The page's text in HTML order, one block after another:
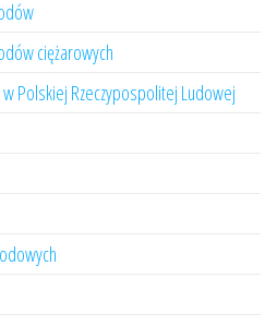
ciężarowych
Polskiej Rzeczypospolitej Ludowej